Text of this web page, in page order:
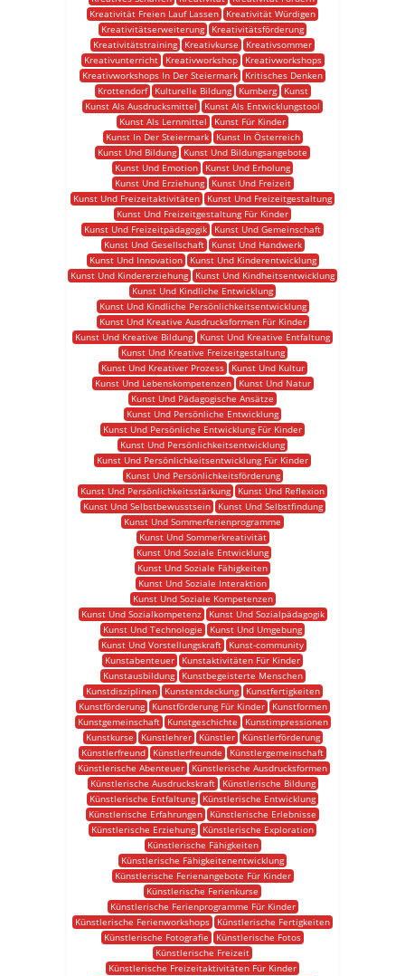
Kreativität Freien Lauf Lassen
Kreativität Würdigen
Kreativitätserweiterung
Kreativitätsförderung
Kreativitätstraining
Kreativkurse
Kreativsommer
Kreativunterricht
Kreativworkshop
Kreativworkshops
Kreativworkshops In Der Steiermark
Kritisches Denken
Krottendorf
Kulturelle Bildung Kumberg
Kunst
Kunst Als Ausdrucksmittel
Kunst Als Entwicklungstool
Kunst Als Lernmittel
Kunst Für Kinder
Kunst In Der Steiermark
Kunst In Österreich
Kunst Und Bildung
Kunst Und Bildungsangebote
Kunst Und Emotion
Kunst Und Erholung
Kunst Und Erziehung
Kunst Und Freizeit
Kunst Und Freizeitaktivitäten
Kunst Und Freizeitgestaltung
Kunst Und Freizeitgestaltung Für Kinder
Kunst Und Freizeitpädagogik
Kunst Und Gemeinschaft
Kunst Und Gesellschaft
Kunst Und Handwerk
Kunst Und Innovation
Kunst Und Kinderentwicklung
Kunst Und Kindererziehung
Kunst Und Kindheitsentwicklung
Kunst Und Kindliche Entwicklung
Kunst Und Kindliche Persönlichkeitsentwicklung
Kunst Und Kreative Ausdrucksformen Für Kinder
Kunst Und Kreative Bildung
Kunst Und Kreative Entfaltung
Kunst Und Kreative Freizeitgestaltung
Kunst Und Kreativer Prozess
Kunst Und Kultur
Kunst Und Lebenskompetenzen
Kunst Und Natur
Kunst Und Pädagogische Ansätze
Kunst Und Persönliche Entwicklung
Kunst Und Persönliche Entwicklung Für Kinder
Kunst Und Persönlichkeitsentwicklung
Kunst Und Persönlichkeitsentwicklung Für Kinder
Kunst Und Persönlichkeitsförderung
Kunst Und Persönlichkeitsstärkung
Kunst Und Reflexion
Kunst Und Selbstbewusstsein
Kunst Und Selbstfindung
Kunst Und Sommerferienprogramme
Kunst Und Sommerkreativität
Kunst Und Soziale Entwicklung
Kunst Und Soziale Fähigkeiten
Kunst Und Soziale Interaktion
Kunst Und Soziale Kompetenzen
Kunst Und Sozialkompetenz
Kunst Und Sozialpädagogik
Kunst Und Technologie
Kunst Und Umgebung
Kunst Und Vorstellungskraft
Kunst-community
Kunstabenteuer
Kunstaktivitäten Für Kinder
Kunstausbildung
Kunstbegeisterte Menschen
Kunstdisziplinen
Kunstentdeckung
Kunstfertigkeiten
Kunstförderung
Kunstförderung Für Kinder
Kunstformen
Kunstgemeinschaft
Kunstgeschichte
Kunstimpressionen
Kunstkurse
Kunstlehrer Künstler
Künstlerförderung
Künstlerfreund
Künstlerfreunde
Künstlergemeinschaft
Künstlerische Abenteuer
Künstlerische Ausdrucksformen
Künstlerische Ausdruckskraft
Künstlerische Bildung
Künstlerische Entfaltung
Künstlerische Entwicklung
Künstlerische Erfahrungen
Künstlerische Erlebnisse
Künstlerische Erziehung
Künstlerische Exploration
Künstlerische Fähigkeiten
Künstlerische Fähigkeitenentwicklung
Künstlerische Ferienangebote Für Kinder
Künstlerische Ferienkurse
Künstlerische Ferienprogramme Für Kinder
Künstlerische Ferienworkshops
Künstlerische Fertigkeiten
Künstlerische Fotografie
Künstlerische Fotos
Künstlerische Freizeit
Künstlerische Freizeitaktivitäten Für Kinder